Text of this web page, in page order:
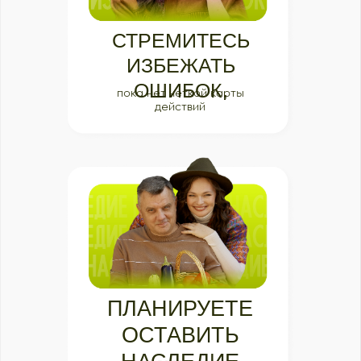
Как ухаживать за землей
чтобы помогать ему
Что делать со стволом дерева,
если на коре появились трещины, сок,
Урок 5. Чем стоит удобрять деревья,
чтобы получать стабильный
и экологически чистый урожай
Урок 6. Когда, чем и как защищать
деревья от заболеваний,усыхания,
вредителей, чтобы сад хорошо себя
чувствовал и радовал вкуснотой
Урок 7. Старый сад. Что делать
с запущенными деревьями , которые
достались в наследство, как